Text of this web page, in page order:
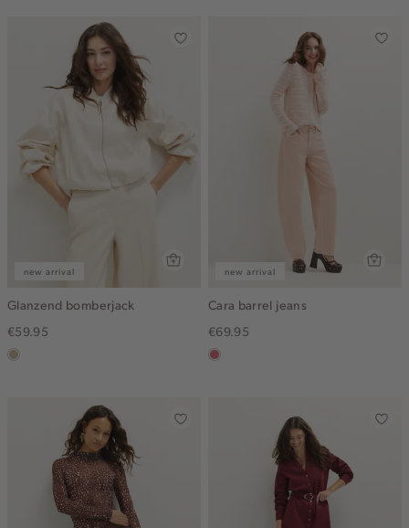
new arrival
Glanzend bomberjack
€59.95
lichtzand
new arrival
Cara barrel jeans
€69.95
rose,